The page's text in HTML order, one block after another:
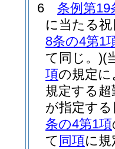
6
条例第19
に当たる
8条の4第1
て同じ。)(
項の規定
規定する
が指定す
条の4第1項
て 同項に